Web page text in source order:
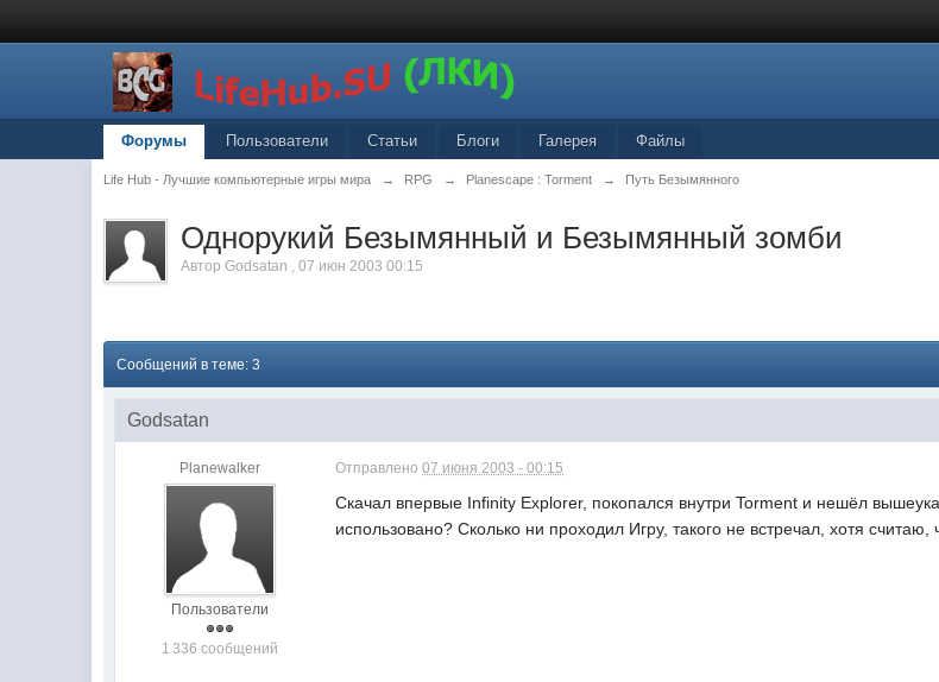
Форумы Пользователи Статьи Блоги Галерея Файлы
Life Hub - Лучшие компьютерные игры мира → RPG → Planescape : Torment → Путь Безымянного
Однорукий Безымянный и Безымянный зомби
АвторGodsatan ,07 июн 2003 00:15
Сообщений в теме: 3
Godsatan
Planewalker
Пользователи
1 336 сообщений
Отправлено07 июня 2003 - 00:15
Скачал впервые Infinity Explorer, покопался внутри Torment и нешёл
использовано? Сколько ни проходил Игру, такого не встречал, хотя считаю,